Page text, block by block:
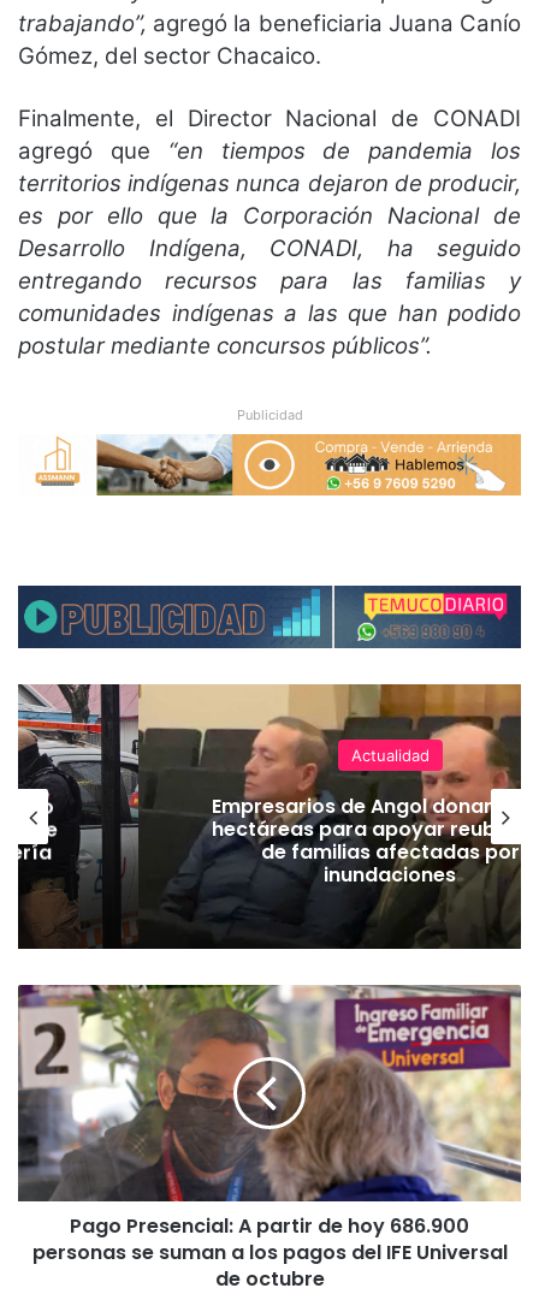
trabajando”, agregó la beneficiaria Juana Canío
Gómez, del sector Chacaico.
Finalmente, el Director Nacional de CONADI
agregó que “en tiempos de pandemia los
territorios indígenas nunca dejaron de producir,
es por ello que la Corporación Nacional de
Desarrollo Indígena, CONADI, ha seguido
entregando recursos para las familias y
comunidades indígenas a las que han podido
postular mediante concursos públicos”.
Publicidad
de
Actualidad
Empresarios de Angol donan
hectáreas para apoyar
de familias afectadas por
inundaciones
P
a
g
o
P
e
s
e
Pago Presencial: A partir de hoy 686.900
personas se suman a los pagos del IFE Universal
de octubre